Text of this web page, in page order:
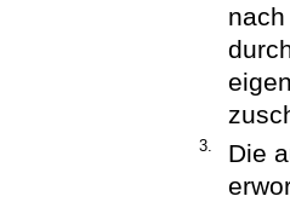
3.
Die